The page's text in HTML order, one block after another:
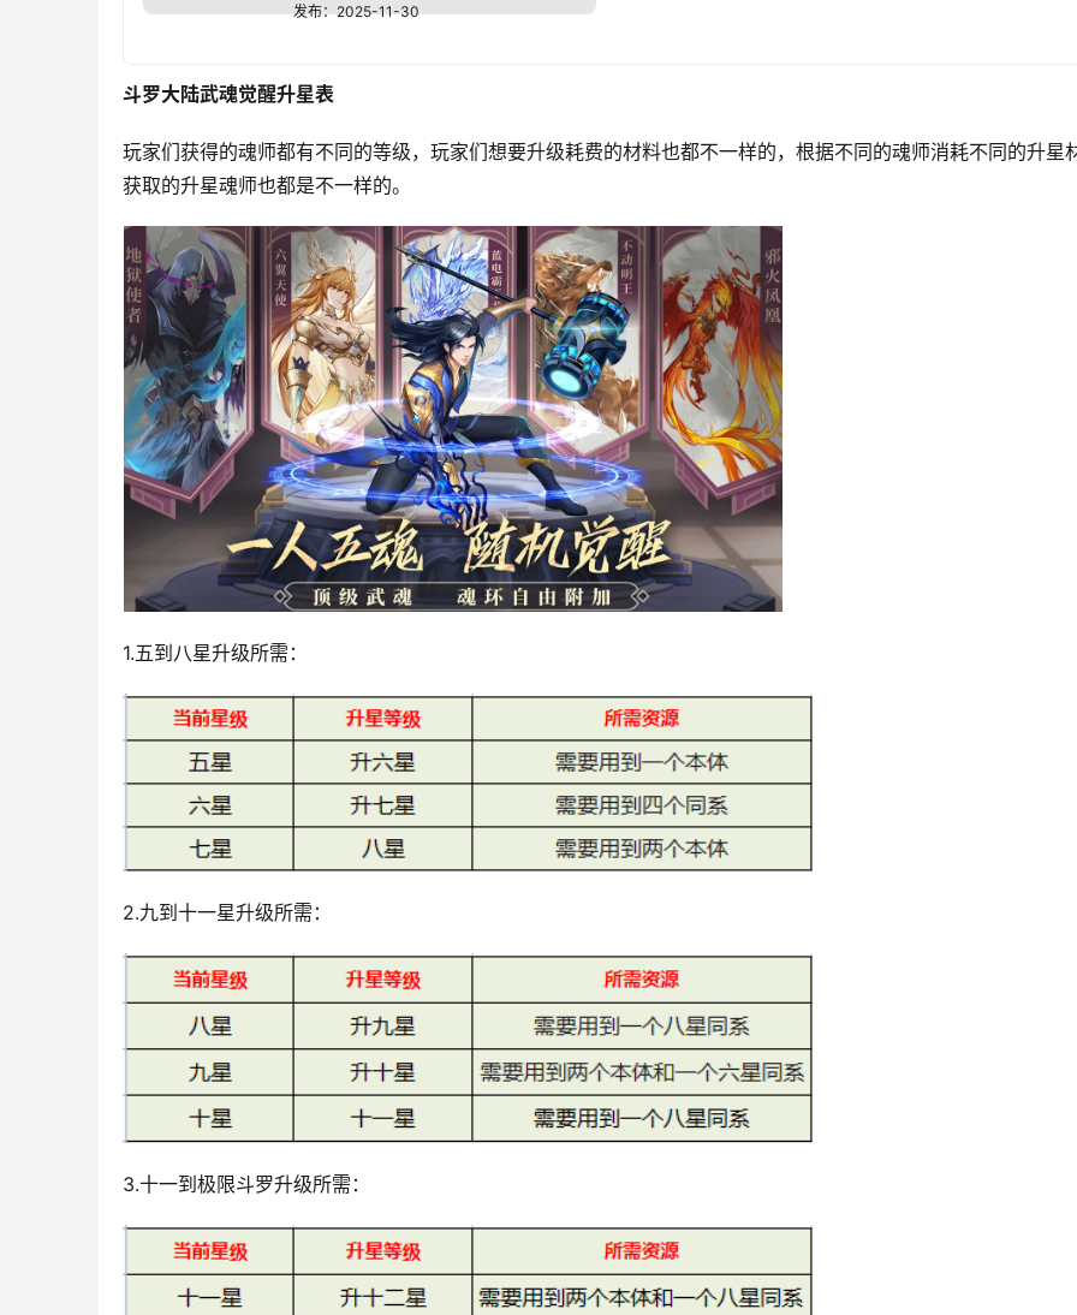
发布：2025-11-30
斗罗大陆武魂觉醒升星表
玩家们获得的魂师都有不同的等级，玩家们想要升级耗费的材料也都不一样的，根据不同的魂师消耗不同的升星
获取的升星魂师也都是不一样的。
1.五到八星升级所需：
2.九到十一星升级所需：
3.十一到极限斗罗升级所需：